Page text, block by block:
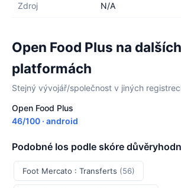
Zdroj N/A
Open Food Plus na dalších
platformách
Stejný vývojář/společnost v jiných
Open Food Plus
46/100 · android
Podobné Ios podle skóre
Foot Mercato : Transferts (56)